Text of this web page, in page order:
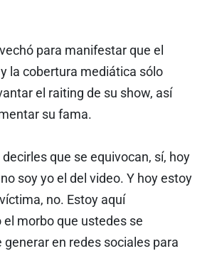
para manifestar que el
la cobertura mediática sólo
el raiting de su show, así
su fama.
que se equivocan, sí, hoy
soy yo el del video. Y hoy estoy
no. Estoy aquí
el morbo que ustedes se
generar en redes sociales para